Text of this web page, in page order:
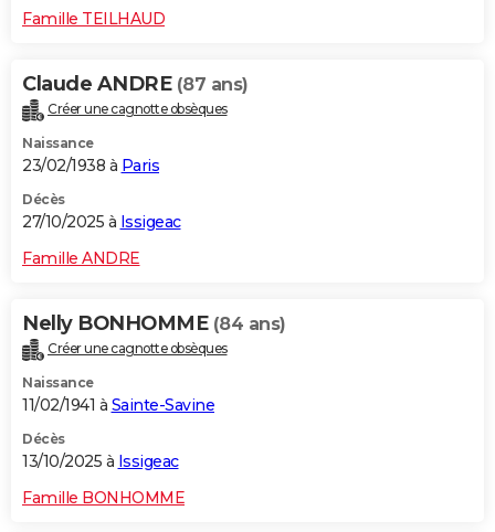
Famille TEILHAUD
Claude ANDRE (87 ans)
Créer une cagnotte obsèques
Naissance
23/02/1938 à Paris
Décès
27/10/2025 à Issigeac
Famille ANDRE
Nelly BONHOMME (84 ans)
Créer une cagnotte obsèques
Naissance
11/02/1941 à Sainte-Savine
Décès
13/10/2025 à Issigeac
Famille BONHOMME